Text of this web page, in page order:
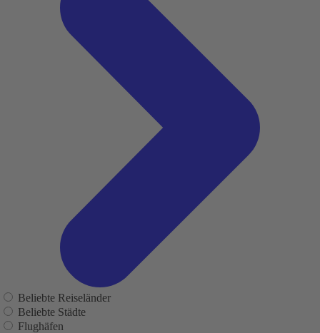
Beliebte Reiseländer
Beliebte Städte
Flughäfen